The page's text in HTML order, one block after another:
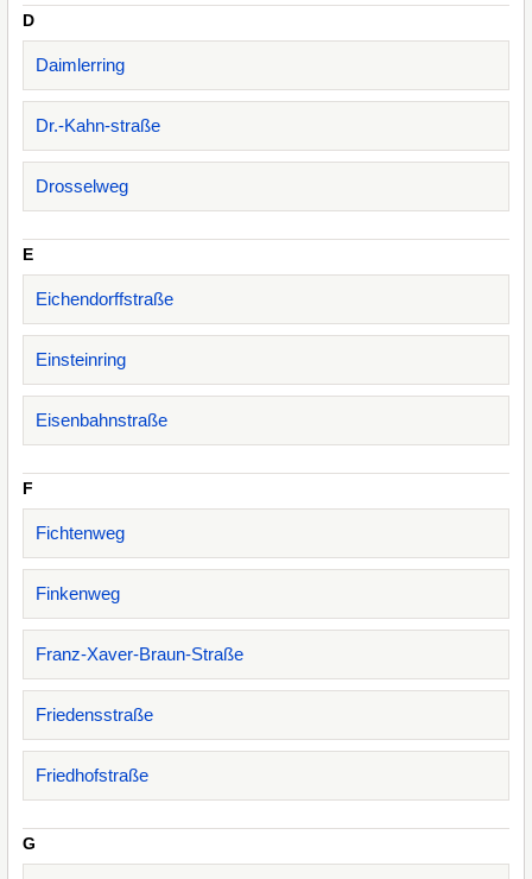
D
Daimlerring
Dr.-Kahn-straße
Drosselweg
E
Eichendorffstraße
Einsteinring
Eisenbahnstraße
F
Fichtenweg
Finkenweg
Franz-Xaver-Braun-Straße
Friedensstraße
Friedhofstraße
G